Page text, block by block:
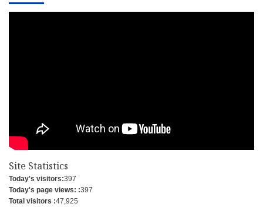
Site Statistics
Today's visitors:397
Today's page views: :397
Total visitors :47,925